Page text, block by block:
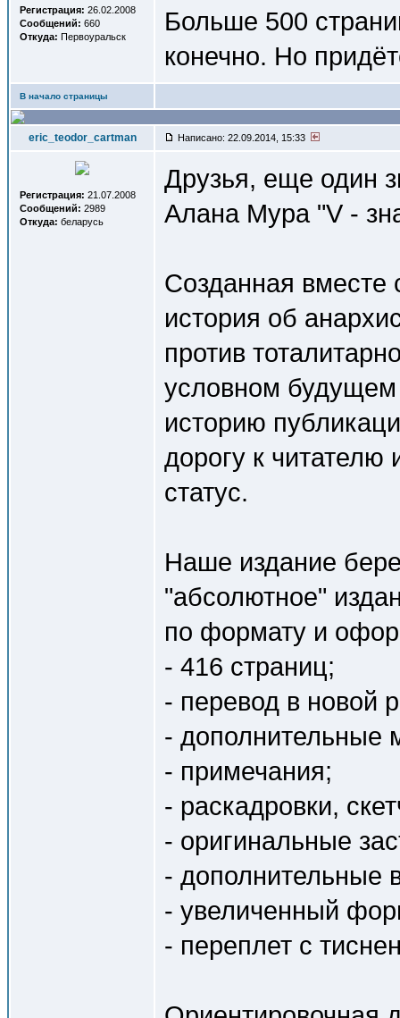
Регистрация: 26.02.2008
Сообщений: 660
Откуда: Первоуральск
Больше 500
конечно. Но
В начало страницы
eric_teodor_cartman Написано: 22.09.2014, 15:33
Регистрация: 21.07.2008
Сообщений: 2989
Откуда: беларусь
Друзья, еще один
Алана Мура "V -
Созданная
история об
против
условном
историю
дорогу к читателю
статус.
Наше издание
"абсолютное"
по формату и
- 416 страниц;
- перевод в новой
- дополнительные
- примечания;
- раскадровки,
- оригинальные
- дополнительные
- увеличенный
- переплет с